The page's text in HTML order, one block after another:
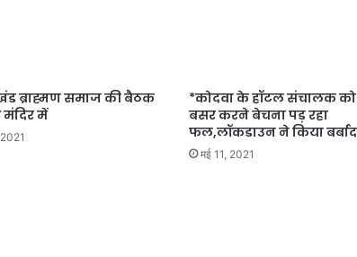
ब्राह्मण समाज की बैठक
मंदिर में
*कोदवा के हॉटल संचालक
बसर करने बेचना पड़ रहा
फल,लॉकडाउन ने किया
मई 11, 2021